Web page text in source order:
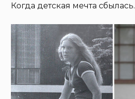
Когда детская мечта сбылась.